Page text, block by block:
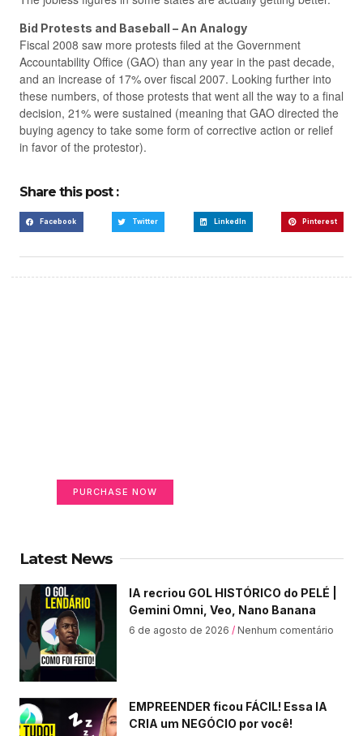
Bid Protests and Baseball – An Analogy
Fiscal 2008 saw more protests filed at the Government
Accountability Office (GAO) than any year in the past decade,
and an increase of 17% over fiscal 2007. Looking further into
these numbers, of those protests that went all the way to a final
decision, 21% were sustained (meaning that GAO directed the
buying agency to take some form of corrective action or relief
in favor of the protestor).
Share this post :
Facebook Twitter LinkedIn Pinterest
PURCHASE NOW
Latest News
IA recriou GOL HISTÓRICO do PELÉ |
Gemini Omni, Veo, Nano Banana
6 de agosto de 2026 Nenhum comentário
EMPREENDER ficou FÁCIL! Essa IA
CRIA um NEGÓCIO por você!